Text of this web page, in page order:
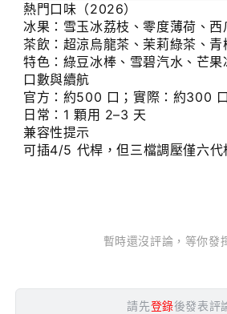
熱門口味（2026）
冰果：雪玉冰荔枝、零度薄荷、
茶飲：超涼烏龍茶、茉莉綠茶、青
特色：綠豆冰棒、雪碧汽水、芒果
口數與續航
官方：約500 口；實際：約300 口
日常：1 顆用 2–3 天
兼容性提示
可插4/5 代桿，但三檔調壓僅六代
暫時還沒評論，等你發
請先登錄後發表評